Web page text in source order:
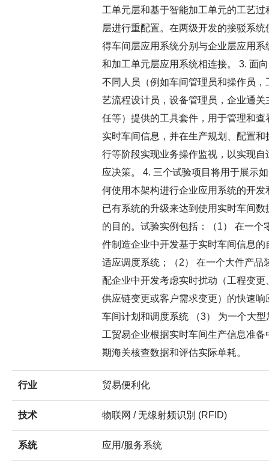
工单元层和基于智能加工单元的工艺过
层进行重配置。在两级开发的接驳系统
得车间层应用系统分别与企业层应用系
和加工单元层应用系统相连接。 3. 面向
不同人员（例如车间管理员和操作员，
艺流程设计员，设备管理员，企业通关
任等）提供的工具套件，用于管理和查
实时车间信息，并在生产规划、配置和
行等阶段实现业务操作监视，以实现自
应决策。 4. 三个试验项目将用于展示如
何使用本架构进行企业应用系统的开发
已有系统的升级来达到使用实时车间数
的目的。试验实例包括：（1） 在一个
件制造企业中开发基于实时车间信息的
适应调度系统；（2） 在一个大件产品
配企业中开发考虑实时扰动（工程变更
供应链变更或客户需求变更）的快速响
车间计划和调度系统 （3） 为一个大型
工贸易企业根据实时车间生产信息准备
期海关核查数据和评估实际单耗。
行业 贸易便利化
技术 物联网 / 无缐射频识別 (RFID)
系统 应用/服务系统